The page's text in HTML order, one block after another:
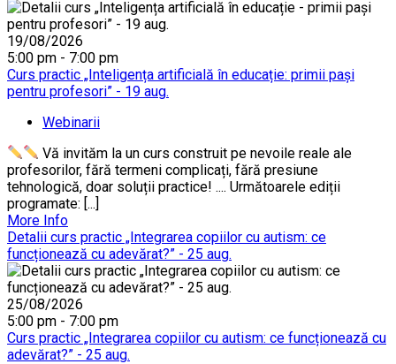
19/08/2026
5:00 pm - 7:00 pm
Curs practic „Inteligența artificială în educație: primii pași
pentru profesori” - 19 aug.
Webinarii
Vă invităm la un curs construit pe nevoile reale ale
profesorilor, fără termeni complicați, fără presiune
tehnologică, doar soluții practice! .... Următoarele ediții
programate: [...]
More Info
Detalii curs practic „Integrarea copiilor cu autism: ce
funcționează cu adevărat?” - 25 aug.
25/08/2026
5:00 pm - 7:00 pm
Curs practic „Integrarea copiilor cu autism: ce funcționează cu
adevărat?” - 25 aug.